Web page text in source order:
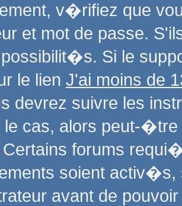
v�rifiez que
et mot de passe.
Si le
le lien J'ai moins de
devrez suivre les
le cas, alors peut-
forums
soient
avant de